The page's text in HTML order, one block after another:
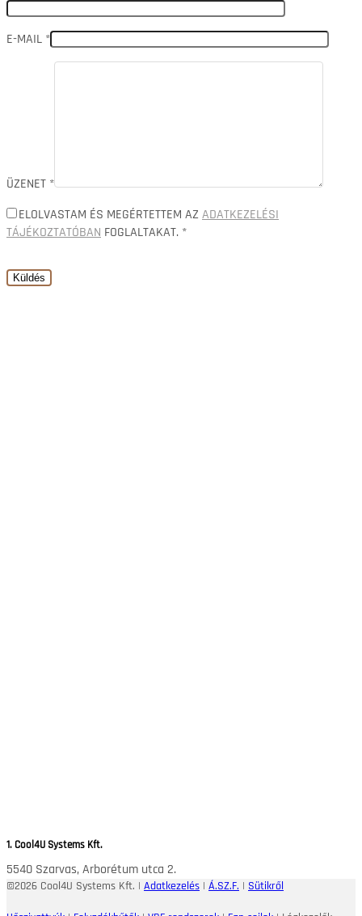
E-MAIL *
ÜZENET *
ELOLVASTAM ÉS MEGÉRTETTEM AZADATKEZELÉSI
TÁJÉKOZTATÓBAN FOGLALTAKAT. *
LEAVE
1. Cool4U Systems Kft.
5540 Szarvas, Arborétum utca 2.
©2026 Cool4U Systems Kft. | Adatkezelés | Á.SZ.F. | Sütikről